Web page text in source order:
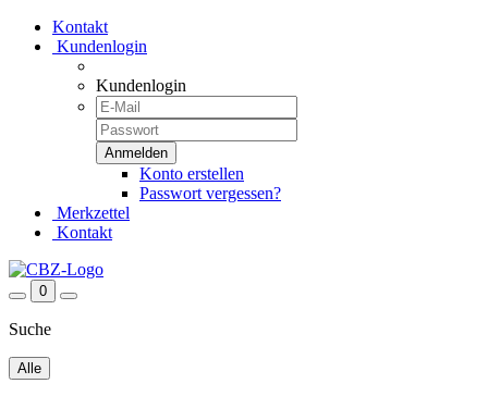
Kontakt
Kundenlogin
Kundenlogin
Konto erstellen
Passwort vergessen?
Merkzettel
Kontakt
0
Suche
Alle